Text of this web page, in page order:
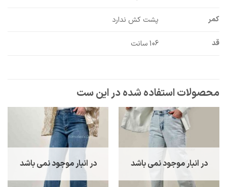
کمر پشت کش ندارد
قد 106 سانت
در انبار موجود نمی باشد در انبار موجود نمی باشد